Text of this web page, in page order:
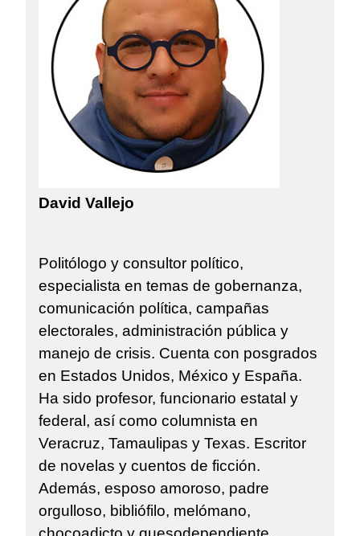
David Vallejo
Politólogo y consultor político,
especialista en temas de gobernanza,
comunicación política, campañas
electorales, administración pública y
manejo de crisis. Cuenta con posgrados
en Estados Unidos, México y España.
Ha sido profesor, funcionario estatal y
federal, así como columnista en
Veracruz, Tamaulipas y Texas. Escritor
de novelas y cuentos de ficción.
Además, esposo amoroso, padre
orgulloso, bibliófilo, melómano,